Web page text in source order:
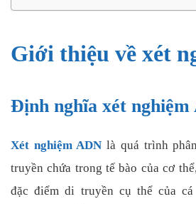
Giới thiệu về xét
Định nghĩa xét nghiệm
Xét nghiệm ADN là quá trình
truyền chứa trong tế bào của cơ
đặc điểm di truyền cụ thể của